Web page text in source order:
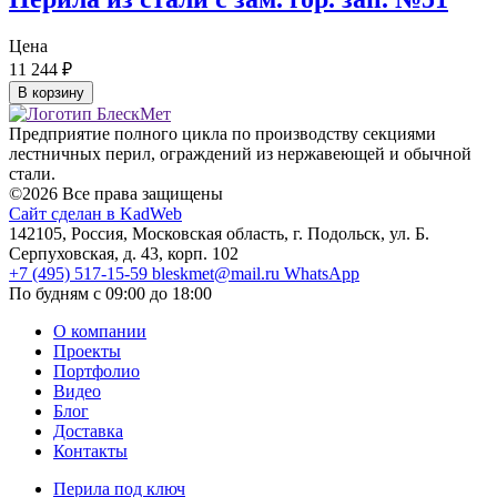
Цена
11 244 ₽
В корзину
Предприятие полного цикла по производству секциями
лестничных перил, ограждений из нержавеющей и обычной
стали.
©2026 Все права защищены
Сайт сделан в KadWeb
142105, Россия, Московская область, г. Подольск, ул. Б.
Серпуховская, д. 43, корп. 102
+7 (495) 517-15-59 bleskmet@mail.ru WhatsApp
По будням с 09:00 до 18:00
О компании
Проекты
Портфолио
Видео
Блог
Доставка
Контакты
Перила под ключ